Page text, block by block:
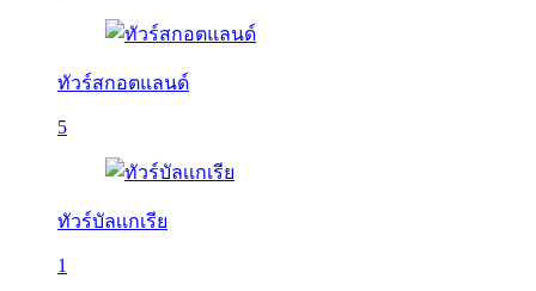
ทัวร์สกอตแลนด์
5
ทัวร์บัลเเกเรีย
1